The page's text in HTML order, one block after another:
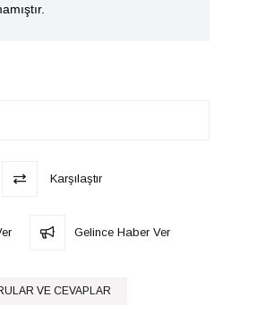
Karşılaştır
Gelince Haber Ver
VE CEVAPLAR